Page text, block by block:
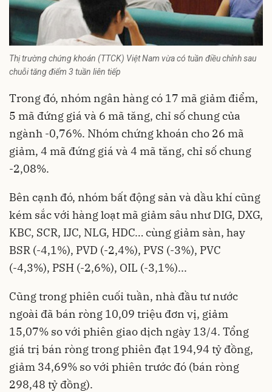
Thị trường chứng khoán (TTCK) Việt Nam vừa có tuần điều chỉnh sau
chuỗi tăng điểm 3 tuần liên tiếp
Trong đó, nhóm ngân hàng có 17 mã giảm điểm,
5 mã đứng giá và 6 mã tăng, chỉ số chung của
ngành -0,76%. Nhóm chứng khoán cho 26 mã
giảm, 4 mã đứng giá và 4 mã tăng, chỉ số chung
-2,08%.
Bên cạnh đó, nhóm bất động sản và dầu khí cũng
kém sắc với hàng loạt mã giảm sâu như DIG, DXG,
KBC, SCR, IJC, NLG, HDC… cùng giảm sàn, hay
BSR (-4,1%), PVD (-2,4%), PVS (-3%), PVC
(-4,3%), PSH (-2,6%), OIL (-3,1%)...
Cũng trong phiên cuối tuần, nhà đầu tư nước
ngoài đã bán ròng 10,09 triệu đơn vị, giảm
15,07% so với phiên giao dịch ngày 13/4. Tổng
giá trị bán ròng trong phiên đạt 194,94 tỷ đồng,
giảm 34,69% so với phiên trước đó (bán ròng
298,48 tỷ đồng).